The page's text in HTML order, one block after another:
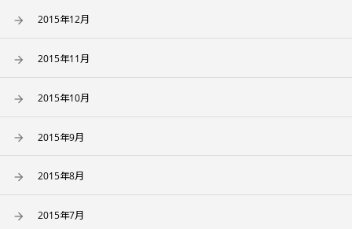
2015年12月
2015年11月
2015年10月
2015年9月
2015年8月
2015年7月